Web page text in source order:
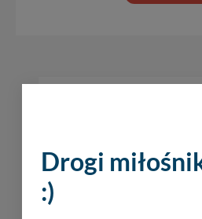
Drogi
:)